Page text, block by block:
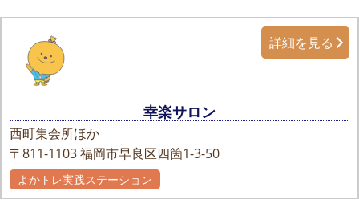
幸楽サロン
西町集会所ほか
〒811-1103福岡市早良区四箇1-3-50
詳細を見る
よかトレ実践ステーション